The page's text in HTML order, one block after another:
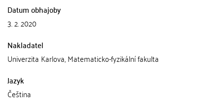
Datum obhajoby
3. 2. 2020
Nakladatel
Univerzita Karlova, Matematicko-fyzikální fakulta
Jazyk
Čeština